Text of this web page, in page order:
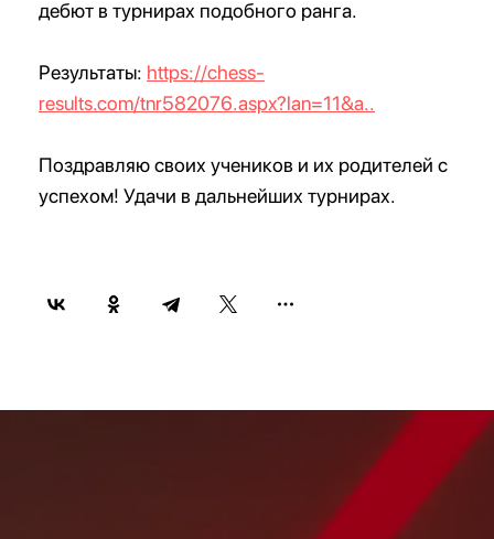
дебют в турнирах подобного ранга.
Результаты: https://chess-
results.com/tnr582076.aspx?lan=11&a..
Поздравляю своих учеников и их родителей с
успехом! Удачи в дальнейших турнирах.